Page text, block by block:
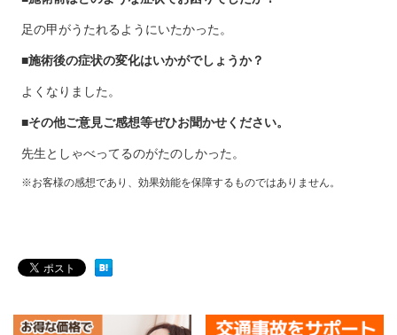
足の甲がうたれるようにいたかった。
■施術後の症状の変化はいかがでしょうか？
よくなりました。
■その他ご意見ご感想等ぜひお聞かせください。
先生としゃべってるのがたのしかった。
※お客様の感想であり、効果効能を保障するものではありません。